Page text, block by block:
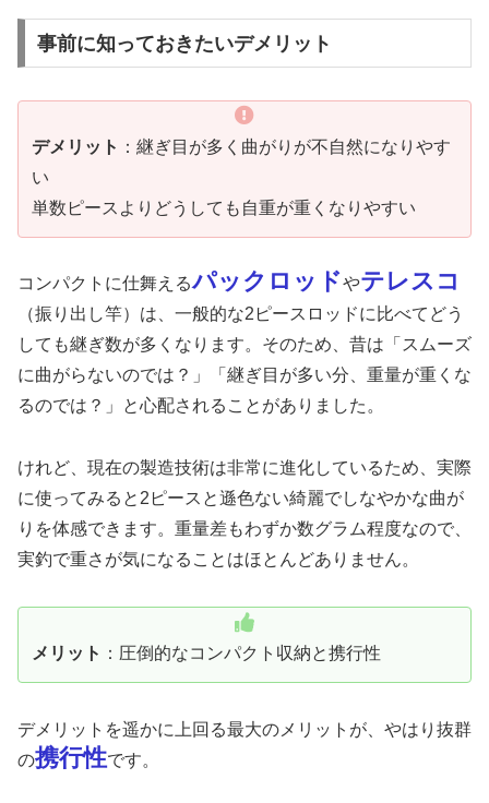
事前に知っておきたいデメリット
デメリット ：継ぎ目が多く曲がりが不自然になりやす
い
単数ピースよりどうしても自重が重くなりやすい
コンパクトに仕舞えるパックロッドやテレスコ
（振り出し竿）は、一般的な2ピースロッドに比べてどう
しても継ぎ数が多くなります。そのため、昔は「スムーズ
に曲がらないのでは？」「継ぎ目が多い分、重量が重くな
るのでは？」と心配されることがありました。
けれど、現在の製造技術は非常に進化しているため、実際
に使ってみると2ピースと遜色ない綺麗でしなやかな曲が
りを体感できます。重量差もわずか数グラム程度なので、
実釣で重さが気になることはほとんどありません。
メリット ：圧倒的なコンパクト収納と携行性
デメリットを遥かに上回る最大のメリットが、やはり抜群
の携行性です。